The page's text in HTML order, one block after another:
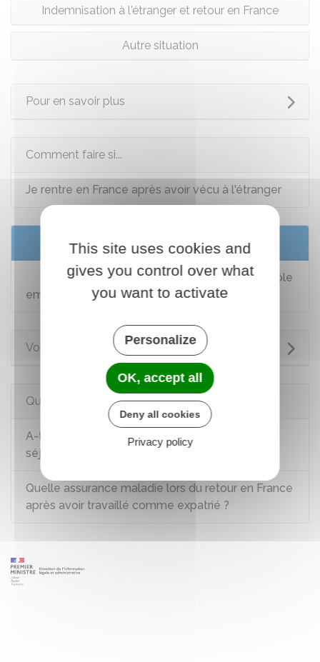
Indemnisation à l'étranger et retour en France
Autre situation
Pour en savoir plus
Comment faire si...
Je rentre en France après avoir vécu à l'étranger
Services en ligne et formulaires
S'inscrire à France Travail (anciennement Pôle
emploi)
Voir aussi
Questions ? Réponses !
A-t-on droit au chômage en France après un
séjour en Europe ?
Quelle assurance maladie lors du retour en France
après avoir travaillé comme expatrié ?
This site uses cookies and
gives you control over what
you want to activate
Personalize
OK, accept all
Deny all cookies
Privacy policy